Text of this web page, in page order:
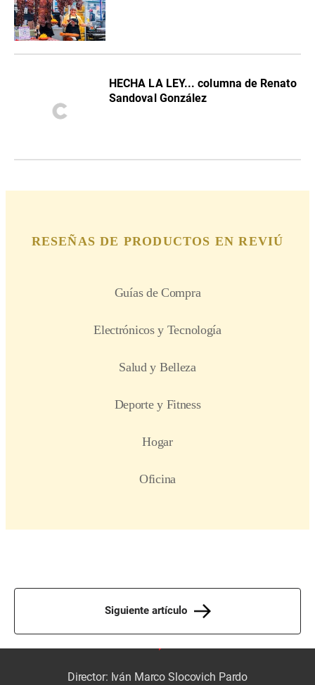
HECHA LA LEY... columna de Renato
Sandoval González
Siguiente artículo
Director: Iván Marco Slocovich Pardo